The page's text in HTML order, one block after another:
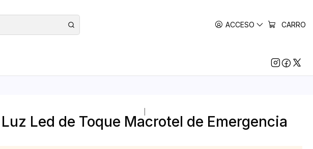
ACCESO CARRO
Luz Led de Toque Macrotel de Emergencia